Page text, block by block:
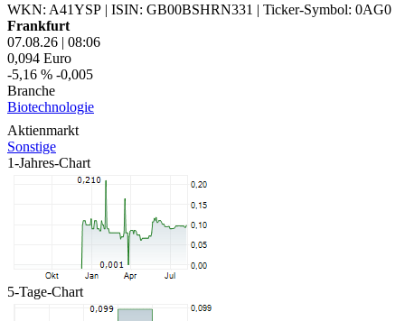
WKN: A41YSP | ISIN: GB00BSHRN331 | Ticker-Symbol: 0AG0
Frankfurt
07.08.26 | 08:06
0,094 Euro
-5,16 % -0,005
Branche
Biotechnologie
Aktienmarkt
Sonstige
1-Jahres-Chart
5-Tage-Chart